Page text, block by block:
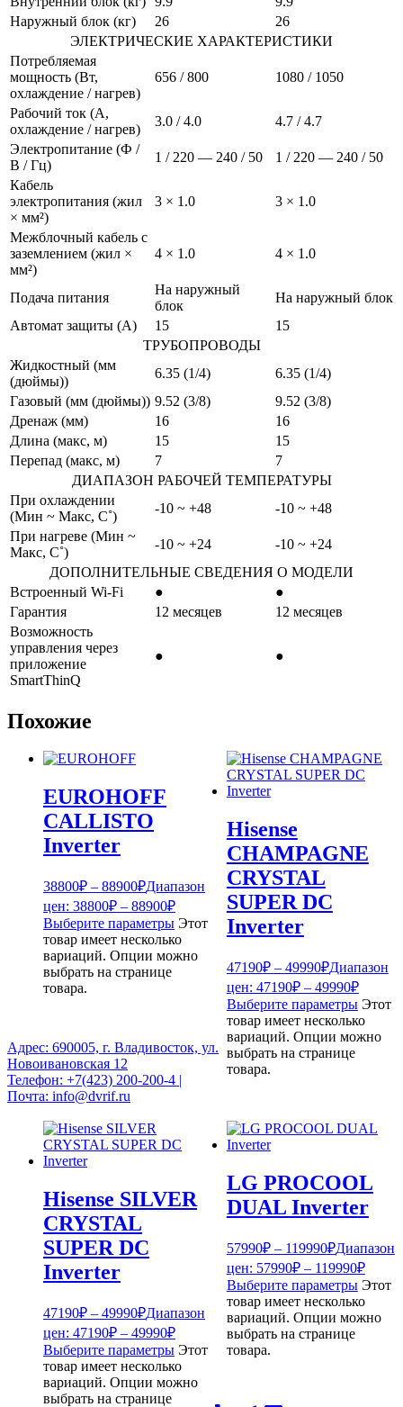
Наружный блок (кг)
26
26
ЭЛЕКТРИЧЕСКИЕ ХАРАКТЕРИСТИКИ
Потребляемая
мощность (Вт,
охлаждение / нагрев)
656 / 800 1080 / 1050
Рабочий ток (А,
охлаждение / нагрев)
3.0 / 4.0
4.7 / 4.7
Электропитание (Ф /
В / Гц)
1 / 220 — 240 / 50
1 / 220 — 240 / 50
Кабель
электропитания (жил
× мм²)
3 × 1.0 3 × 1.0
Межблочный кабель с
заземлением (жил ×
мм²)
4 × 1.0 4 × 1.0
Подача питания
На наружный
блок
На наружный блок
Автомат защиты (A)
15
15
ТРУБОПРОВОДЫ
Жидкостный (мм
(дюймы))
6.35 (1/4)
6.35 (1/4)
Газовый (мм (дюймы)) 9.52 (3/8)
9.52 (3/8)
Дренаж (мм)
16
16
Длина (макс, м)
15
15
Перепад (макс, м)
7
7
ДИАПАЗОН РАБОЧЕЙ ТЕМПЕРАТУРЫ
При охлаждении
(Мин ~ Макс, С˚)
-10 ~ +48
-10 ~ +48
При нагреве (Мин ~
Макс, С˚)
-10 ~ +24
-10 ~ +24
ДОПОЛНИТЕЛЬНЫЕ СВЕДЕНИЯ О МОДЕЛИ
Встроенный Wi-Fi
●
●
Гарантия
12 месяцев
12 месяцев
Возможность
управления через
приложение
SmartThinQ
● ●
Похожие
EUROHOFF
CALLISTO
Inverter
38800₽ – 88900₽Диапазон
цен: 38800₽ – 88900₽
Выберите параметры Этот
товар имеет несколько
вариаций. Опции можно
выбрать на странице
товара.
Hisense
CHAMPAGNE
CRYSTAL
SUPER DC
Inverter
47190₽ – 49990₽Диапазон
цен: 47190₽ – 49990₽
Выберите параметры Этот
товар имеет несколько
вариаций. Опции можно
выбрать на странице
товара.
Hisense SILVER
CRYSTAL
SUPER DC
Inverter
47190₽ – 49990₽Диапазон
цен: 47190₽ – 49990₽
Выберите параметры Этот
товар имеет несколько
вариаций. Опции можно
выбрать на странице
LG PROCOOL
DUAL Inverter
57990₽ – 119990₽Диапазон
цен: 57990₽ – 119990₽
Выберите параметры Этот
товар имеет несколько
вариаций. Опции можно
выбрать на странице
товара.
Адрес: 690005, г. Владивосток, ул.
Новоивановская 12
Телефон: +7(423) 200-200-4 |
Почта: info@dvrif.ru